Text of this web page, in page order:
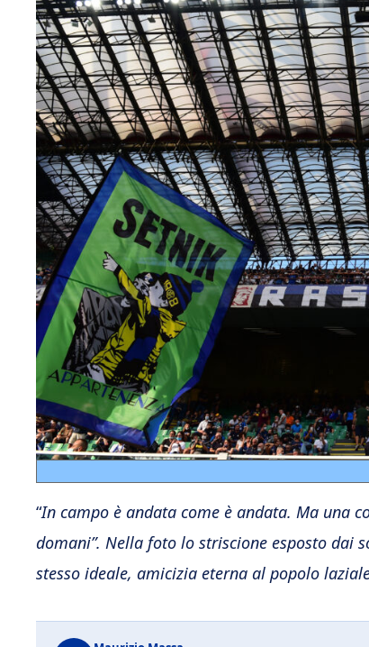
“In campo è andata come è andata. Ma una
domani”. Nella foto lo striscione esposto dai
stesso ideale, amicizia eterna al popolo